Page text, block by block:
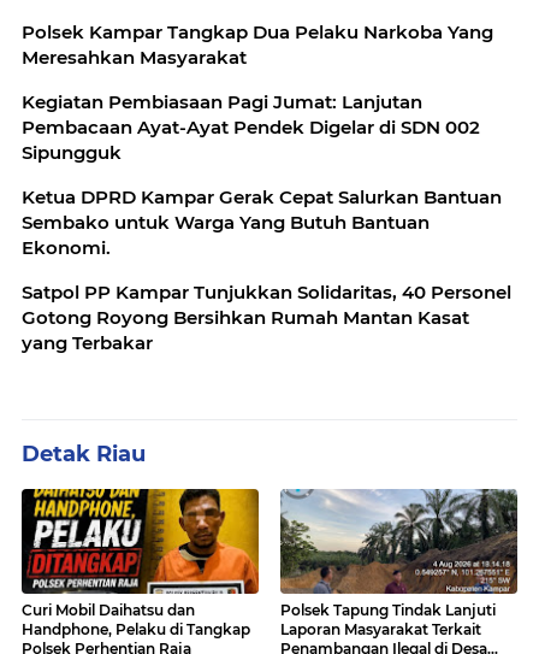
Polsek Kampar Tangkap Dua Pelaku Narkoba Yang
Meresahkan Masyarakat
Kegiatan Pembiasaan Pagi Jumat: Lanjutan
Pembacaan Ayat-Ayat Pendek Digelar di SDN 002
Sipungguk
Ketua DPRD Kampar Gerak Cepat Salurkan Bantuan
Sembako untuk Warga Yang Butuh Bantuan
Ekonomi.
Satpol PP Kampar Tunjukkan Solidaritas, 40 Personel
Gotong Royong Bersihkan Rumah Mantan Kasat
yang Terbakar
Detak Riau
Curi Mobil Daihatsu dan
Handphone, Pelaku di Tangkap
Polsek Perhentian Raja
Polsek Tapung Tindak Lanjuti
Laporan Masyarakat Terkait
Penambangan Ilegal di Desa